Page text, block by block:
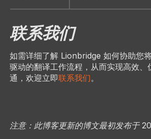
联系我们
如需详细了解 Lionbridge 如何协助您
驱动的翻译工作流程，从而实现高效、
通，欢迎立即联系我们。
注意：此博客更新的博文最初发布于